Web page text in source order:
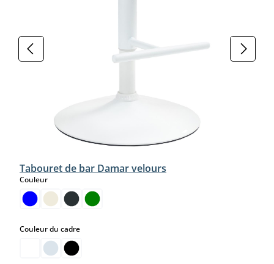
Tabouret de bar Damar velours
Couleurselect
Couleur du cadreselect